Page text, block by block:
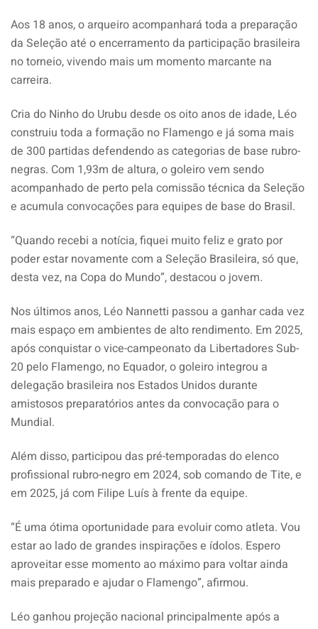
Aos 18 anos, o arqueiro acompanhará toda a preparação
da Seleção até o encerramento da participação brasileira
no torneio, vivendo mais um momento marcante na
carreira.
Cria do Ninho do Urubu desde os oito anos de idade, Léo
construiu toda a formação no Flamengo e já soma mais
de 300 partidas defendendo as categorias de base rubro-
negras. Com 1,93m de altura, o goleiro vem sendo
acompanhado de perto pela comissão técnica da Seleção
e acumula convocações para equipes de base do Brasil.
“Quando recebi a notícia, fiquei muito feliz e grato por
poder estar novamente com a Seleção Brasileira, só que,
desta vez, na Copa do Mundo”, destacou o jovem.
Nos últimos anos, Léo Nannetti passou a ganhar cada vez
mais espaço em ambientes de alto rendimento. Em 2025,
após conquistar o vice-campeonato da Libertadores Sub-
20 pelo Flamengo, no Equador, o goleiro integrou a
delegação brasileira nos Estados Unidos durante
amistosos preparatórios antes da convocação para o
Mundial.
Além disso, participou das pré-temporadas do elenco
profissional rubro-negro em 2024, sob comando de Tite, e
em 2025, já com Filipe Luís à frente da equipe.
“É uma ótima oportunidade para evoluir como atleta. Vou
estar ao lado de grandes inspirações e ídolos. Espero
aproveitar esse momento ao máximo para voltar ainda
mais preparado e ajudar o Flamengo”, afirmou.
Léo ganhou projeção nacional principalmente após a